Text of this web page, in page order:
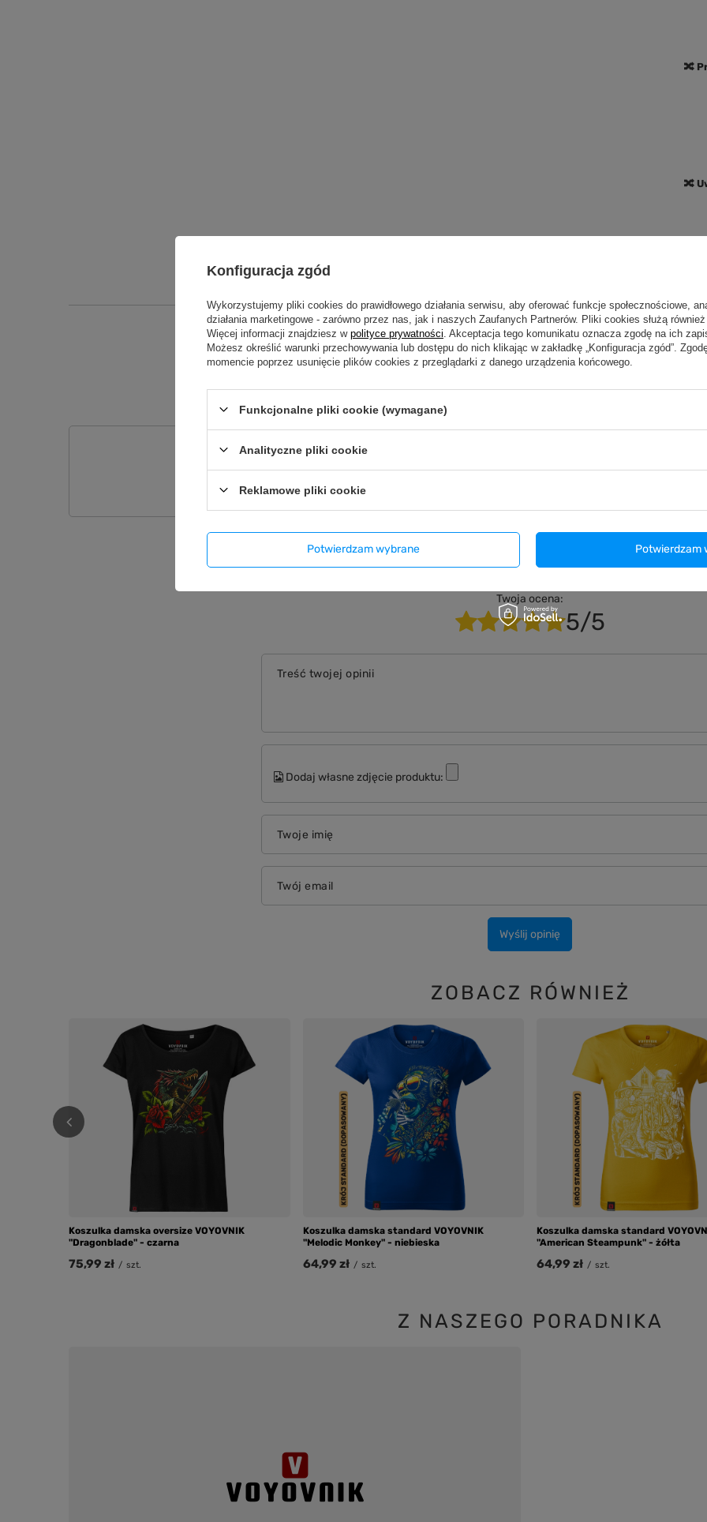
🔀
🔀
GWARANCJA PRODUCENTA NA 1 ROK
Producent gwarantuje wymianę wadliwej odzieży do 12 miesięcy od daty zakupu.
sklepem za pośrednictwem
Reklamacja
. Wyślij zamówiony produkt paczkomatem
kuriera, który odbierze go z Twojego domu.
Potrzebujesz pomocy? Masz pytania?
Zadaj
NAPISZ SWOJĄ OPINIĘ
Twoja ocena:
5/5
Treść twojej opinii
Dodaj własne zdjęcie produktu:
Twoje imię
Twój email
Wyślij opinię
ZOBACZ RÓWNIEŻ
Koszulka damska oversize VOYOVNIK
"Dragonblade" - czarna
75,99 zł / szt.
Koszulka damska standard VOYOVNIK
"Melodic Monkey" - niebieska
64,99 zł / szt.
Koszulka damska standard
"American Steampunk" - żółta
64,99 zł / szt.
Z NASZEGO PORADNIKA
Konfiguracja zgód
Wykorzystujemy pliki cookies do prawidłowego działania serwisu, aby oferować funkcje społecznościowe,
działania marketingowe - zarówno przez nas, jak i naszych Zaufanych Partnerów. Pliki cookies służą
Więcej informacji znajdziesz w polityce prywatności . Akceptacja tego komunikatu oznacza zgodę na ich
Możesz określić warunki przechowywania lub dostępu do nich klikając w zakładkę „Konfiguracja zgód”.
momencie poprzez usunięcie plików cookies z przeglądarki z danego urządzenia końcowego.
Funkcjonalne pliki cookie (wymagane)
Analityczne pliki cookie
Reklamowe pliki cookie
Potwierdzam wybrane Potwierdzam